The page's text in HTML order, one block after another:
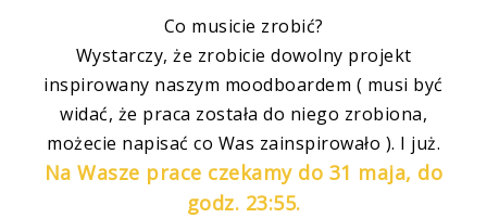
Co musicie zrobić?
Wystarczy, że zrobicie dowolny projekt
inspirowany naszym moodboardem ( musi być
widać, że praca została do niego zrobiona,
możecie napisać co Was zainspirowało ). I już.
Na Wasze prace czekamy do 31 maja, do
godz. 23:55.